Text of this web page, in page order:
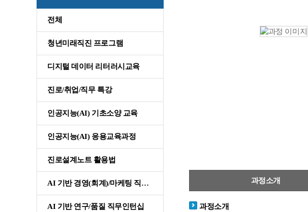
전체
청년미래직진 프로그램
디지털 데이터 리터러시교육
진로/취업/직무 특강
인공지능(AI) 기초소양 교육
인공지능(AI) 응용교육과정
진로설계노트 활용법
AI 기반 경영(회계)/마케팅 직무인턴십
AI 기반 연구/품질 직무인턴십
과정소개
과정소개